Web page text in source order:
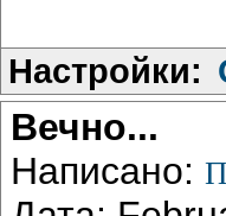
Настройки:
Вечно...
Написано: